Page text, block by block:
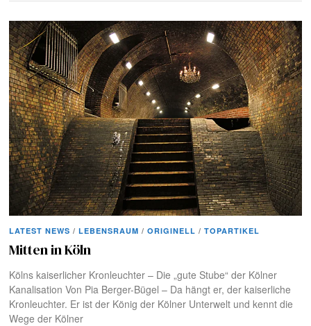
LATEST NEWS / LEBENSRAUM / ORIGINELL / TOPARTIKEL
Mitten in Köln
Kölns kaiserlicher Kronleuchter – Die „gute Stube“ der Kölner
Kanalisation Von Pia Berger-Bügel – Da hängt er, der kaiserliche
Kronleuchter. Er ist der König der Kölner Unterwelt und kennt die
Wege der Kölner